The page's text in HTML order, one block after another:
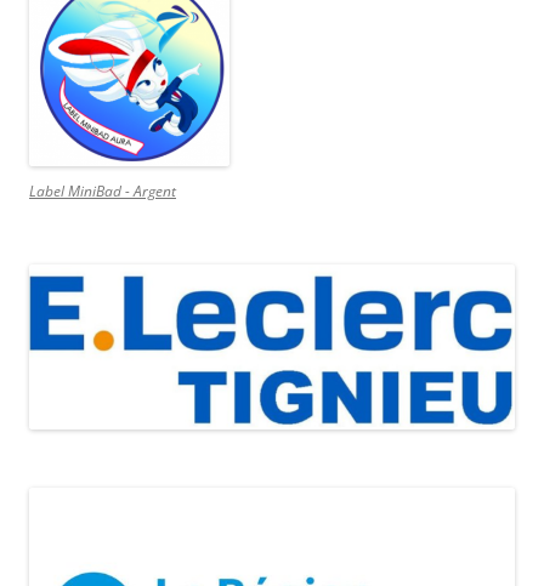
Label MiniBad - Argent